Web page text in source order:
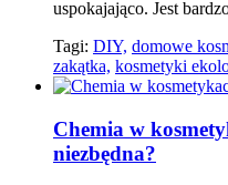
uspokajająco. Jest
Tagi: DIY, domowe
zakątka, kosmetyki
Chemia w
niezbędna?